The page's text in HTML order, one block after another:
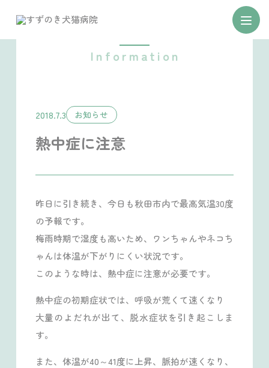
お知らせ
2018.7.3 お知らせ
熱中症に注意
昨日に引き続き、今日も秋田市内で最高気温30度
の予報です。
梅雨時期で湿度も高いため、ワンちゃんやネコち
ゃんは体温が下がりにくい状況です。
このような時は、熱中症に注意が必要です。
熱中症の初期症状では、呼吸が荒くて速くなり
大量のよだれが出て、脱水症状を引き起こしま
す。
また、体温が40～41度に上昇、脈拍が速くなり、